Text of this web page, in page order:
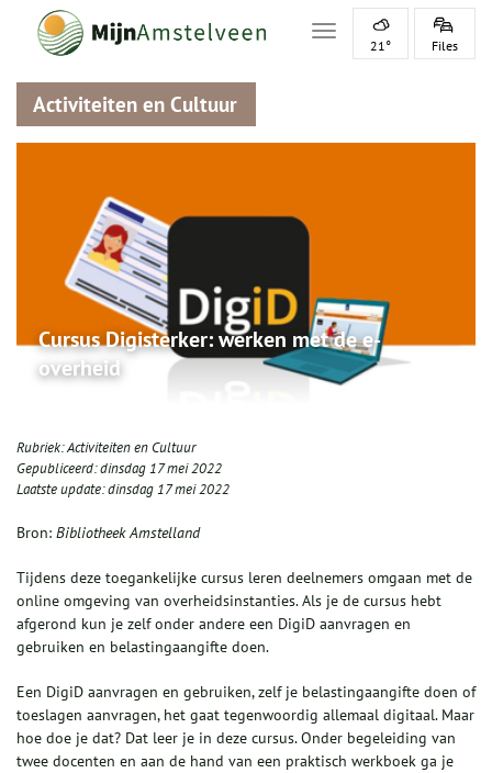
Toggle navigation
21° Files
Activiteiten en Cultuur
Cursus Digisterker: werken met de e-
overheid
Rubriek:Activiteiten en Cultuur
Gepubliceerd:dinsdag 17 mei 2022
Laatste update:dinsdag 17 mei 2022
Bron: Bibliotheek Amstelland
Tijdens deze toegankelijke cursus leren deelnemers omgaan met de
online omgeving van overheidsinstanties. Als je de cursus hebt
afgerond kun je zelf onder andere een DigiD aanvragen en
gebruiken en belastingaangifte doen.
Een DigiD aanvragen en gebruiken, zelf je belastingaangifte doen of
toeslagen aanvragen, het gaat tegenwoordig allemaal digitaal. Maar
hoe doe je dat? Dat leer je in deze cursus. Onder begeleiding van
twee docenten en aan de hand van een praktisch werkboek ga je